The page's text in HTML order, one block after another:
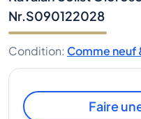
Nr.S090122028
Condition: Comme neuf
Faire